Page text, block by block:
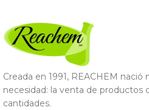
Creada en 1991, REACHEM
necesidad: la venta de productos
cantidades.